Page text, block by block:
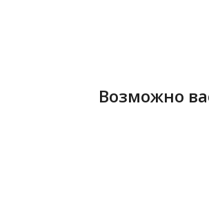
Возможно